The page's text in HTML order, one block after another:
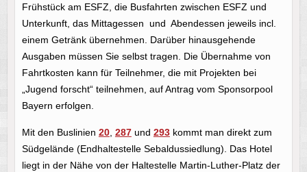
Frühstück am ESFZ, die Busfahrten zwischen ESFZ und
Unterkunft, das Mittagessen und Abendessen jeweils incl.
einem Getränk übernehmen. Darüber hinausgehende
Ausgaben müssen Sie selbst tragen. Die Übernahme von
Fahrtkosten kann für Teilnehmer, die mit Projekten bei
„Jugend forscht“ teilnehmen, auf Antrag vom Sponsorpool
Bayern erfolgen.
Mit den Buslinien 20, 287und 293kommt man direkt zum
Südgelände (Endhaltestelle Sebaldussiedlung). Das Hotel
liegt in der Nähe von der Haltestelle Martin-Luther-Platz der